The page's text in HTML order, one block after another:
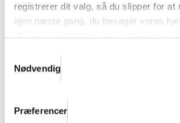
registrerer dit valg, så du slipper for at
igen næste gang, du besøger vores
til enhver tid trække dit samtykke til
Danish.Cares privatlivs- og
Nødvendig
Præferencer